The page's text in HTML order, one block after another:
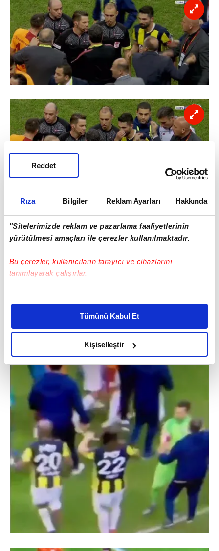
Rıza Bilgiler Reklam Ayarları Hakkında
"Sitelerimizde reklam ve pazarlama faaliyetlerinin
yürütülmesi amaçları ile çerezler kullanılmaktadır.
Bu çerezler, kullanıcıların tarayıcı ve cihazlarını
tanımlayarak çalışırlar.
Bu çerezlere izin vermeniz halinde sizlere özel
daha iyi reklam deneyimi yaşatabiliriz. Bunu yaparken
amacımızın size daha iyi bir reklam deneyimi sunmak
olduğunu ve sizlere en iyi içerikleri sunabilmek adına
elimizden gelen çabayı gösterdiğimizi ve bu noktada,
reklamların maliyetlerimizi karşılamak noktasında tek gelir
kalemimiz olduğunu sizlere hatırlatmak isteriz.
Her halükârda, kullanıcılar, bu çerezlere izin vermedikleri
takdirde, kullanıcılara hedefli reklamlar
gösterilmeyecektir."
Sizlere daha iyi bir hizmet sunabilmek için İnternet
Sitemizde kendimize ve üçüncü kişilere ait çerezler
kullanılmaktadır. Bu çerezler vasıtasıyla çeşitli kişisel
verileriniz işlenmekte olup gerekli olan çerezler bilgi
toplumu hizmetlerinin sunulması amacıyla
kullanılmaktadır. Diğer çerezler, sitemizin daha işlevsel
kılınması ve kişiselleştirilmesi ve sizlere yönelik
reklam/pazarlama faaliyetlerinin yapılması, amaçlarıyla
Tümünü Kabul Et
Kişiselleştir
Reddet